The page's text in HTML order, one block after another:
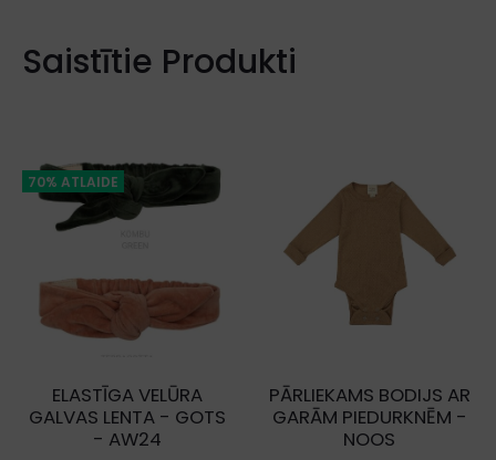
Saistītie Produkti
70% ATLAIDE
ELASTĪGA VELŪRA
GALVAS LENTA - GOTS
- AW24
PĀRLIEKAMS BODIJS AR
GARĀM PIEDURKNĒM -
NOOS